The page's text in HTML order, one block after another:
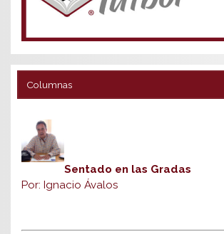
Columnas
Sentado en las Gradas
Por: Ignacio Ávalos